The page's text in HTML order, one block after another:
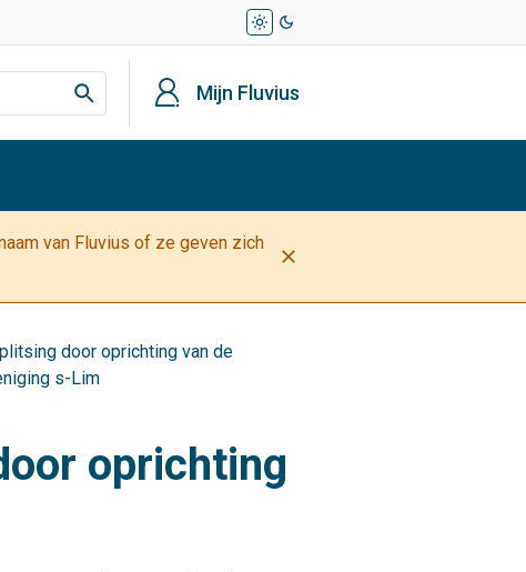
light_mode dark_mode
profiel Mijn Fluvius
van Fluvius of ze geven zich
close
door oprichting van de
s-Lim
oprichting